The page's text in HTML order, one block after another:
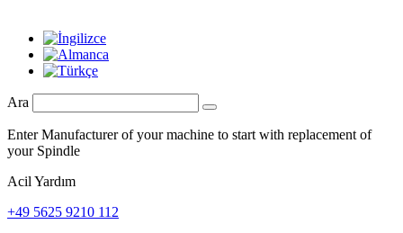
Ara
Enter Manufacturer of your machine to start with replacement of
your Spindle
Acil Yardım
+49 5625 9210 112